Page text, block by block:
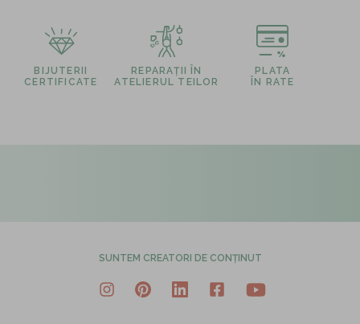
BIJUTERII
CERTIFICATE
REPARAȚII ÎN
ATELIERUL TEILOR
PLATA
ÎN RATE
SUNTEM CREATORI DE CONȚINUT